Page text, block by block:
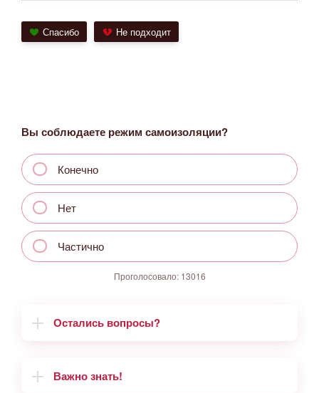
Спасибо Не подходит
Вы соблюдаете режим самоизоляции?
Конечно
Нет
Частично
Проголосовало: 13016
Остались вопросы?
Важно знать!